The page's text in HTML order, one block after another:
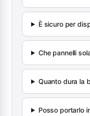
È sicuro per
Che pannelli
Quanto dura la
Posso portarlo